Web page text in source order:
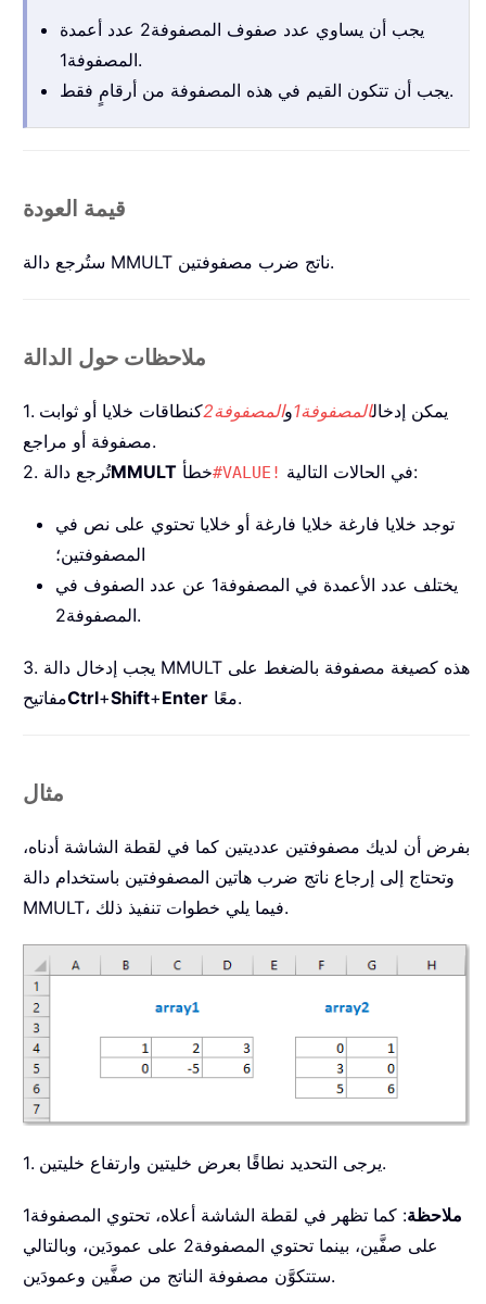
يجب أن يساوي عدد صفوف المصفوفة2 عدد أعمدة
المصفوفة1.
يجب أن تتكون القيم في هذه المصفوفة من أرقامٍ فقط.
قيمة العودة
ستُرجع دالة MMULT ناتج ضرب مصفوفتين.
ملاحظات حول الدالة
1. يمكن إدخالالمصفوفة1 والمصفوفة2 كنطاقات خلايا أو ثوابت
مصفوفة أو مراجع.
2. تُرجع دالةMMULT خطأ#VALUE! في الحالات التالية:
توجد خلايا فارغة خلايا فارغة أو خلايا تحتوي على نص في
المصفوفتين؛
يختلف عدد الأعمدة في المصفوفة1 عن عدد الصفوف في
المصفوفة2.
3. يجب إدخال دالة MMULT هذه كصيغة مصفوفة بالضغط على
مفاتيحCtrl+Shift+Enter معًا.
مثال
بفرض أن لديك مصفوفتين عدديتين كما في لقطة الشاشة أدناه،
وتحتاج إلى إرجاع ناتج ضرب هاتين المصفوفتين باستخدام دالة
MMULT، فيما يلي خطوات تنفيذ ذلك.
1. يرجى التحديد نطاقًا بعرض خليتين وارتفاع خليتين.
ملاحظة
: كما تظهر في لقطة الشاشة أعلاه، تحتوي المصفوفة1
على صفَّين، بينما تحتوي المصفوفة2 على عمودَين، وبالتالي
ستتكوَّن مصفوفة الناتج من صفَّين وعمودَين.